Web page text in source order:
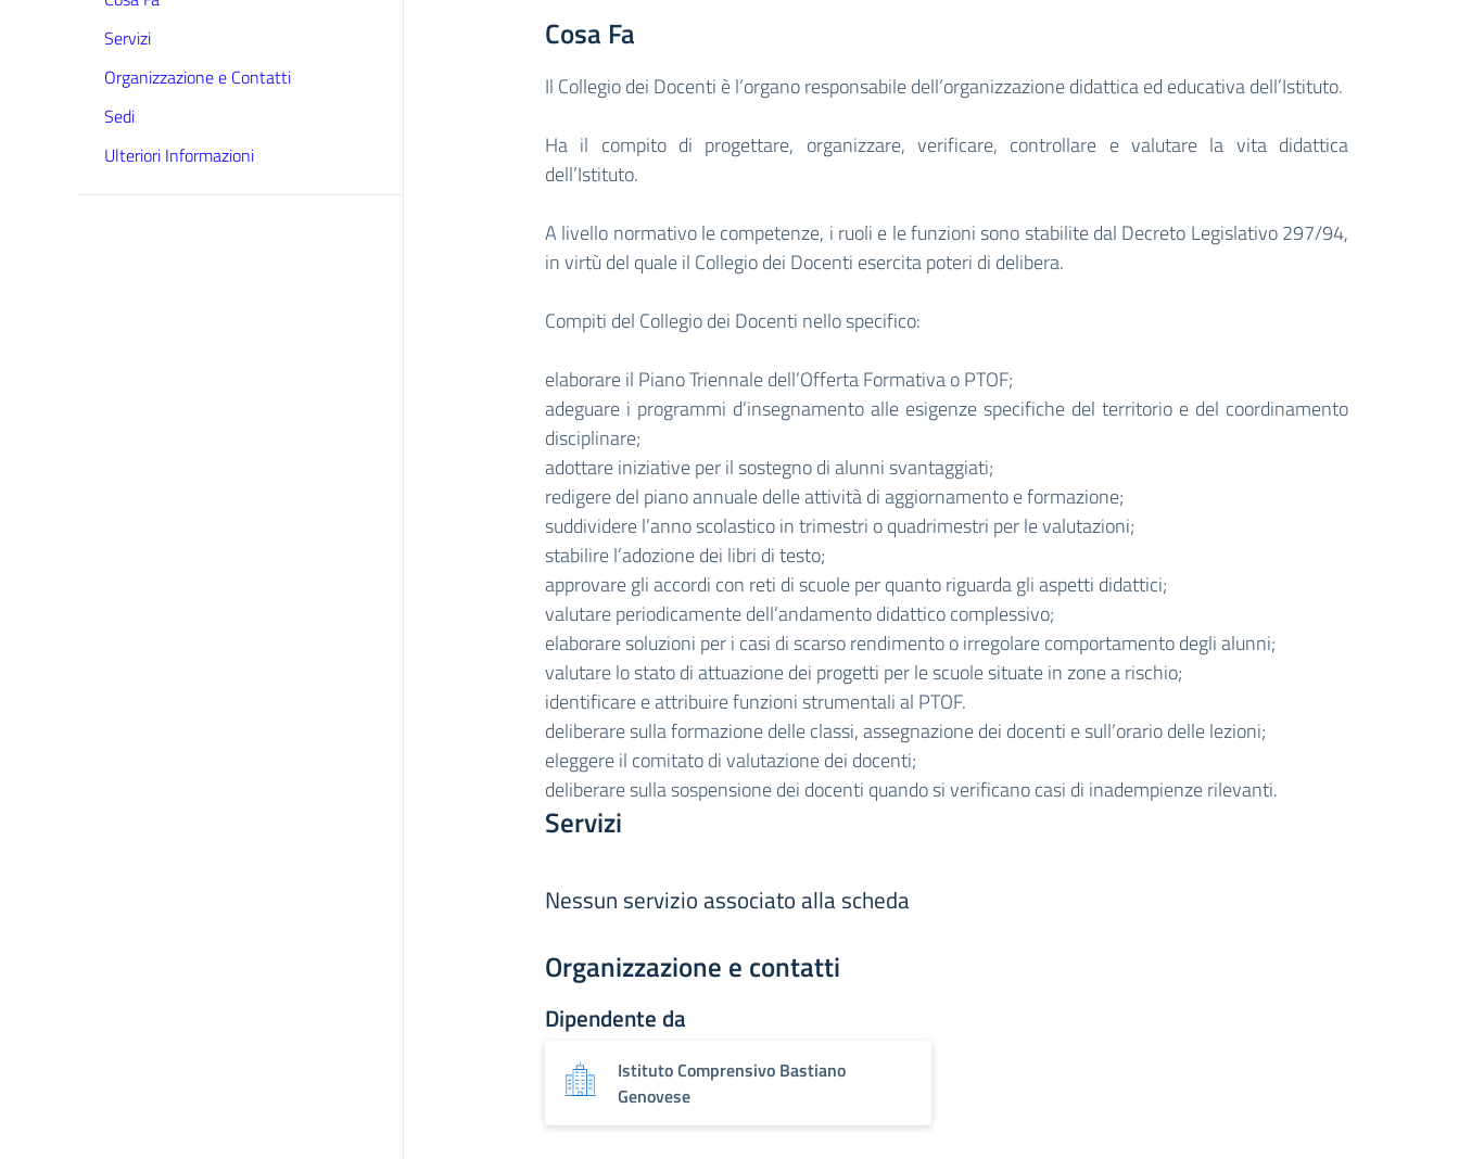
Servizi
Organizzazione e Contatti
Sedi
Ulteriori Informazioni
Cosa Fa
Il Collegio dei Docenti è l’organo responsabile dell’organizzazione didattica ed educativa dell’Istituto.
Ha il compito di progettare, organizzare, verificare, controllare e valutare la vita didattica
dell’Istituto.
A livello normativo le competenze, i ruoli e le funzioni sono stabilite dal Decreto Legislativo 297/94,
in virtù del quale il Collegio dei Docenti esercita poteri di delibera.
Compiti del Collegio dei Docenti nello specifico:
elaborare il Piano Triennale dell’Offerta Formativa o PTOF;
adeguare i programmi d’insegnamento alle esigenze specifiche del territorio e del coordinamento
disciplinare;
adottare iniziative per il sostegno di alunni svantaggiati;
redigere del piano annuale delle attività di aggiornamento e formazione;
suddividere l’anno scolastico in trimestri o quadrimestri per le valutazioni;
stabilire l’adozione dei libri di testo;
approvare gli accordi con reti di scuole per quanto riguarda gli aspetti didattici;
valutare periodicamente dell’andamento didattico complessivo;
elaborare soluzioni per i casi di scarso rendimento o irregolare comportamento degli alunni;
valutare lo stato di attuazione dei progetti per le scuole situate in zone a rischio;
identificare e attribuire funzioni strumentali al PTOF.
deliberare sulla formazione delle classi, assegnazione dei docenti e sull’orario delle lezioni;
eleggere il comitato di valutazione dei docenti;
deliberare sulla sospensione dei docenti quando si verificano casi di inadempienze rilevanti.
Servizi
Nessun servizio associato alla scheda
Organizzazione e contatti
Dipendente da
Istituto Comprensivo Bastiano
Genovese